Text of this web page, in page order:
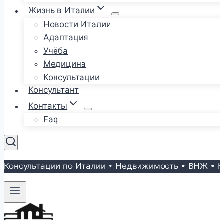
Жизнь в Италии
Новости Италии
Адаптация
Учёба
Медицина
Консультации
Консультант
Контакты
Faq
Консультации по Италии • Недвижимость • ВНЖ •